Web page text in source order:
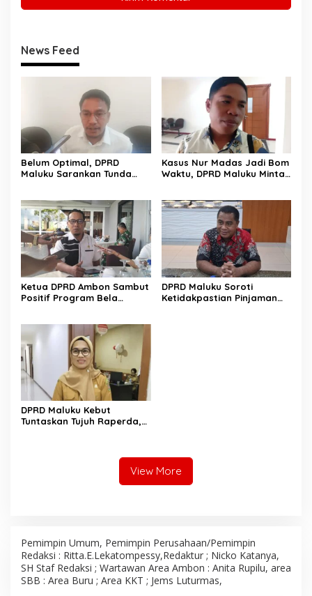
News Feed
Belum Optimal, DPRD
Maluku Sarankan Tunda
Kasus Nur Madas Jadi Bom
Waktu, DPRD Maluku Minta
Pengangkatan Pejabat
Ketua DPRD Ambon Sambut
Positif Program Bela
DPRD Maluku Soroti
Ketidakpastian Pinjaman
DPRD Maluku Kebut
Tuntaskan Tujuh Raperda,
View More
Pemimpin Umum, Pemimpin Perusahaan/Pemimpin
Redaksi : Ritta.E.Lekatompessy,Redaktur ; Nicko Katanya,
SH Staf Redaksi ; Wartawan Area Ambon : Anita Rupilu, area
SBB : Area Buru ; Area KKT ; Jems Luturmas,